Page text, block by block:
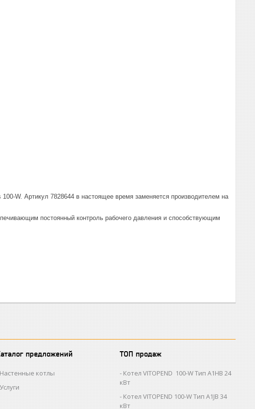
W. Артикул 7828644 в настоящее время заменяется производителем на
постоянный контроль рабочего давления и способствующим
предложений
Настенные котлы
Услуги
ТОП продаж
Котел VITOPEND 100-W Тип A1HB 24
кВт
Котел VITOPEND 100-W Тип A1JB 34
кВт